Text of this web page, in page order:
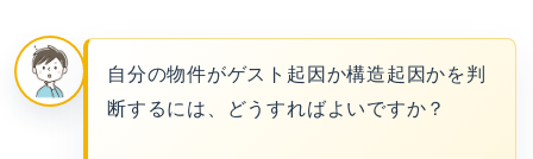
自分の物件がゲスト起因か構造起因かを判
断するには、どうすればよいですか？